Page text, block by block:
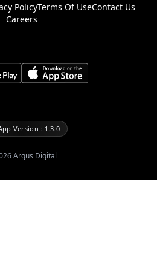
PolicyTerms Of UseContact Us
Careers
Version : 1.3.0
Argus Digital